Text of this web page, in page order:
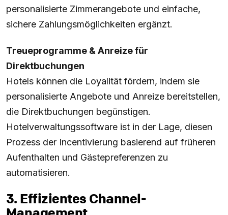
personalisierte Zimmerangebote und einfache,
sichere Zahlungsmöglichkeiten ergänzt.
Treueprogramme & Anreize für
Direktbuchungen
Hotels können die Loyalität fördern, indem sie
personalisierte Angebote und Anreize bereitstellen,
die Direktbuchungen begünstigen.
Hotelverwaltungssoftware ist in der Lage, diesen
Prozess der Incentivierung basierend auf früheren
Aufenthalten und Gästepreferenzen zu
automatisieren.
3. Effizientes Channel-